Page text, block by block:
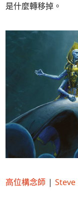
是什麼轉移掉。
高位構念師 |